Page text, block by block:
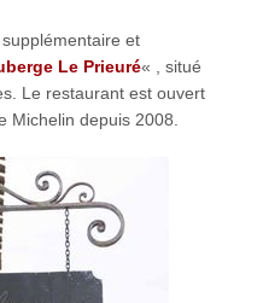
et
Le Prieuré« , situé
Le restaurant est ouvert
Michelin depuis 2008.